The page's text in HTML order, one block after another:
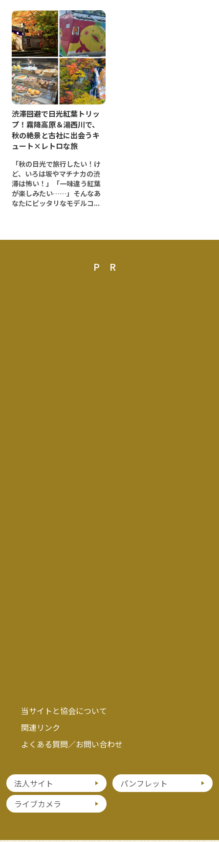
渋滞回避で日光紅葉トリッ
プ！霧降高原＆湯西川で、
秋の絶景と古社に出会うキ
ュート×レトロな旅
「秋の日光で旅行したい！け
ど、いろは坂やマチナカの渋
滞は怖い！」「一味違う紅葉
が楽しみたい……」そんなあ
なたにピッタリなモデルコ...
PR
当サイトと協会について
関連リンク
よくある質問／お問い合わせ
法人サイト
パンフレット
ライブカメラ